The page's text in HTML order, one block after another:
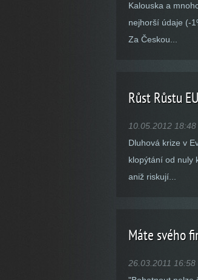
Kalouska a
nejhorší údaje (-
Za Českou...
Růst Růstu EU
10.05.2012 18:48
Dluhová krize v
klopýtání od nuly
aniž riskují...
Máte svého
26.03.2011 16:58